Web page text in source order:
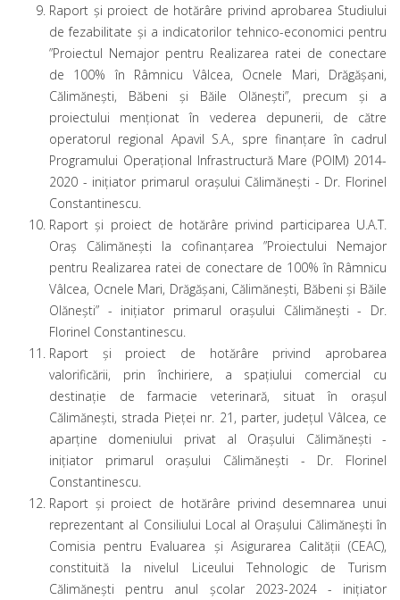
Raport și proiect de hotărâre privind aprobarea Studiului
de fezabilitate și a indicatorilor tehnico-economici pentru
”Proiectul Nemajor pentru Realizarea ratei de conectare
de 100% în Râmnicu Vâlcea, Ocnele Mari, Drăgășani,
Călimănești, Băbeni și Băile Olănești”, precum și a
proiectului menționat în vederea depunerii, de către
operatorul regional Apavil S.A., spre finanțare în cadrul
Programului Operațional Infrastructură Mare (POIM) 2014-
2020 - iniţiator primarul oraşului Călimăneşti - Dr. Florinel
Constantinescu.
Raport și proiect de hotărâre privind participarea U.A.T.
Oraș Călimănești la cofinanțarea ”Proiectului Nemajor
pentru Realizarea ratei de conectare de 100% în Râmnicu
Vâlcea, Ocnele Mari, Drăgășani, Călimănești, Băbeni și Băile
Olănești” - iniţiator primarul oraşului Călimăneşti - Dr.
Florinel Constantinescu.
Raport și proiect de hotărâre privind aprobarea
valorificării, prin închiriere, a spațiului comercial cu
destinație de farmacie veterinară, situat în orașul
Călimănești, strada Pieței nr. 21, parter, județul Vâlcea, ce
aparține domeniului privat al Orașului Călimănești -
iniţiator primarul oraşului Călimăneşti - Dr. Florinel
Constantinescu.
Raport și proiect de hotărâre privind desemnarea unui
reprezentant al Consiliului Local al Orașului Călimănești în
Comisia pentru Evaluarea și Asigurarea Calității (CEAC),
constituită la nivelul Liceului Tehnologic de Turism
Călimănești pentru anul școlar 2023-2024 - iniţiator